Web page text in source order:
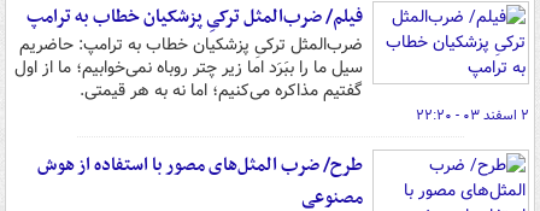
فیلم/ ضرب‌المثل ترکیِ پزشکیان خطاب به ترامپ
ضرب‌المثل ترکیِ پزشکیان خطاب به ترامپ: حاضریم
سیل ما را ببَرَد اما زیر چتر روباه نمی‌خوابیم؛ ما از اول
گفتیم مذاکره می‌کنیم؛ اما نه به هر قیمتی.
۲ اسفند ۰۳ - ۲۲:۲۰
طرح/ ضرب المثل‌های مصور با استفاده از هوش
مصنوعی